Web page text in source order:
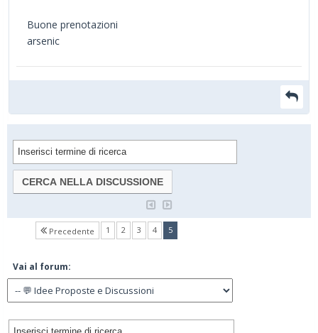
Buone prenotazioni
arsenic
Precedente 1 2 3 4 5(current)
Vai al forum: